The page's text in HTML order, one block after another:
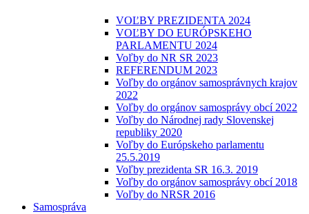
VOĽBY PREZIDENTA 2024
VOĽBY DO EURÓPSKEHO
PARLAMENTU 2024
Voľby do NR SR 2023
REFERENDUM 2023
Voľby do orgánov samosprávnych krajov
2022
Voľby do orgánov samosprávy obcí 2022
Voľby do Národnej rady Slovenskej
republiky 2020
Voľby do Európskeho parlamentu
25.5.2019
Voľby prezidenta SR 16.3. 2019
Voľby do orgánov samosprávy obcí 2018
Voľby do NRSR 2016
Samospráva